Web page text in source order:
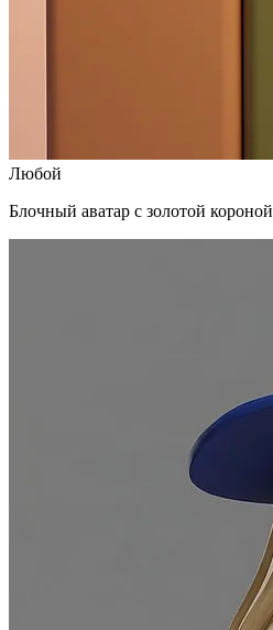
Любой
Блочный аватар с золотой короной